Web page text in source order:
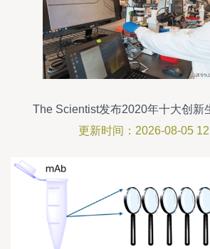
The Scientist发布2020年十大创新
物制品惊艳业界
更新时间：2026-08-05